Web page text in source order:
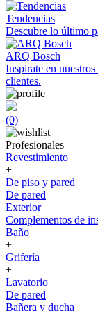
Tendencias
Descubre lo último
ARQ Bosch
Inspirate en
clientes.
(0)
Profesionales
Revestimiento
+
De piso y pared
De pared
Exterior
Complementos de
Baño
+
Grifería
+
Lavatorio
De pared
Bañera y ducha